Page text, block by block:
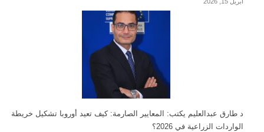
د طارق عبدالعليم يكتب: المعايير الصارمة: كيف تعيد أوروبا تشكيل خريطة
الواردات الزراعية في 2026؟